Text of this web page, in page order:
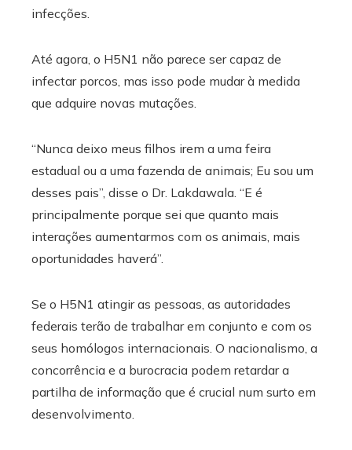
infecções.
Até agora, o H5N1 não parece ser capaz de
infectar porcos, mas isso pode mudar à medida
que adquire novas mutações.
“Nunca deixo meus filhos irem a uma feira
estadual ou a uma fazenda de animais; Eu sou um
desses pais”, disse o Dr. Lakdawala. “E é
principalmente porque sei que quanto mais
interações aumentarmos com os animais, mais
oportunidades haverá”.
Se o H5N1 atingir as pessoas, as autoridades
federais terão de trabalhar em conjunto e com os
seus homólogos internacionais. O nacionalismo, a
concorrência e a burocracia podem retardar a
partilha de informação que é crucial num surto em
desenvolvimento.